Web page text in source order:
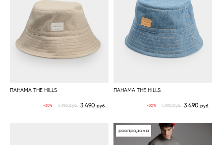
ПАНАМА THE HILLS
-30% 4 990руб. 3 490 руб.
ПАНАМА THE HILLS
-30% 4 990руб. 3 490руб.
распродажа